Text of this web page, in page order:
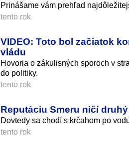
Prinášame vám prehľad
tento rok
VIDEO: Toto bol začiatok
vládu
Hovoria o zákulisných sporoch v
do politiky.
tento rok
Reputáciu Smeru ničí
Dovtedy sa chodí s krčahom po
tento rok